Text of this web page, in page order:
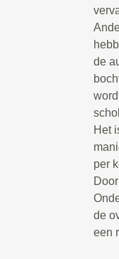
de
Het
per
de
een